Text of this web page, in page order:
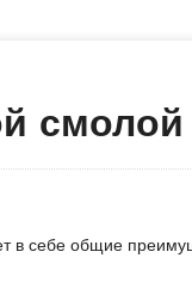
смолой
в себе общие